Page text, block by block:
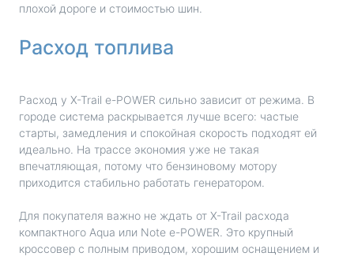
плохой дороге и стоимостью шин.
Расход топлива
Расход у X-Trail e-POWER сильно зависит от режима. В
городе система раскрывается лучше всего: частые
старты, замедления и спокойная скорость подходят ей
идеально. На трассе экономия уже не такая
впечатляющая, потому что бензиновому мотору
приходится стабильно работать генератором.
Для покупателя важно не ждать от X-Trail расхода
компактного Aqua или Note e-POWER. Это крупный
кроссовер с полным приводом, хорошим оснащением и